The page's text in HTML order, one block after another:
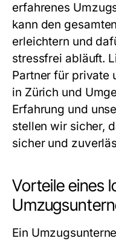
erfahrenes
kann den
erleichtern und
stressfrei abläuft.
Partner für private
in Zürich und
Erfahrung und
stellen wir sicher,
sicher und
Vorteile eines
Ein